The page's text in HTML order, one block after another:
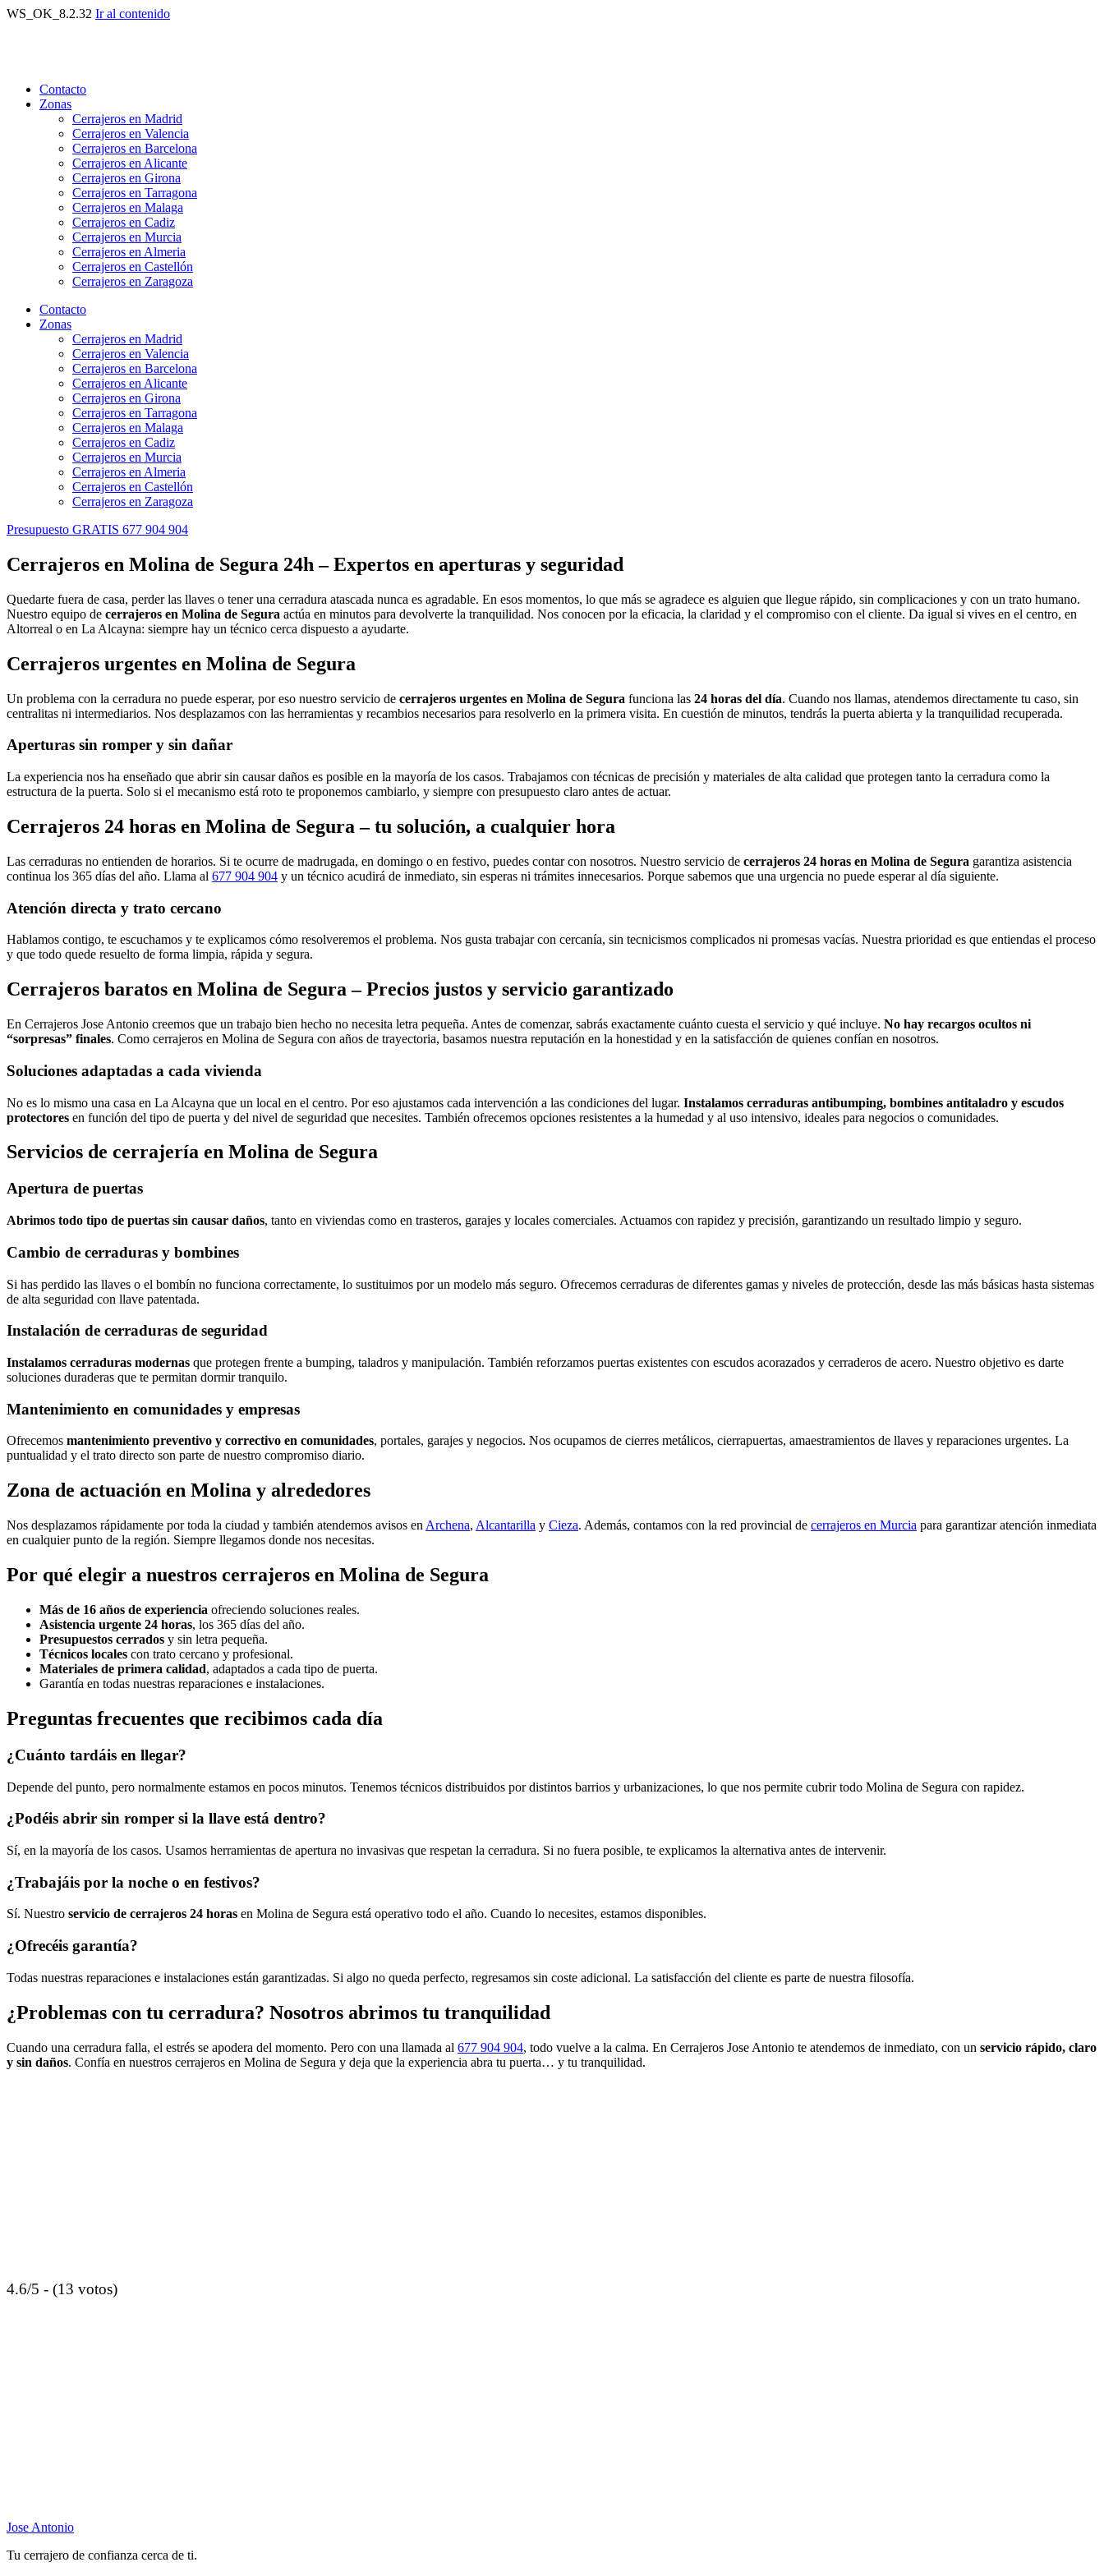
WS_OK_8.2.32 Ir al contenido
Contacto
Zonas
Cerrajeros en Madrid
Cerrajeros en Valencia
Cerrajeros en Barcelona
Cerrajeros en Alicante
Cerrajeros en Girona
Cerrajeros en Tarragona
Cerrajeros en Malaga
Cerrajeros en Cadiz
Cerrajeros en Murcia
Cerrajeros en Almeria
Cerrajeros en Castellón
Cerrajeros en Zaragoza
Contacto
Zonas
Cerrajeros en Madrid
Cerrajeros en Valencia
Cerrajeros en Barcelona
Cerrajeros en Alicante
Cerrajeros en Girona
Cerrajeros en Tarragona
Cerrajeros en Malaga
Cerrajeros en Cadiz
Cerrajeros en Murcia
Cerrajeros en Almeria
Cerrajeros en Castellón
Cerrajeros en Zaragoza
Presupuesto GRATIS 677 904 904
Cerrajeros en Molina de Segura 24h – Expertos en aperturas y seguridad
Quedarte fuera de casa, perder las llaves o tener una cerradura atascada nunca es agradable. En esos momentos, lo que más se agradece es alguien que llegue rápido, sin complicaciones y con un trato humano.
Nuestro equipo de cerrajeros en Molina de Segura actúa en minutos para devolverte la tranquilidad. Nos conocen por la eficacia, la claridad y el compromiso con el cliente. Da igual si vives en el centro, en
Altorreal o en La Alcayna: siempre hay un técnico cerca dispuesto a ayudarte.
Cerrajeros urgentes en Molina de Segura
Un problema con la cerradura no puede esperar, por eso nuestro servicio de cerrajeros urgentes en Molina de Segura funciona las 24 horas del día. Cuando nos llamas, atendemos directamente tu caso, sin
centralitas ni intermediarios. Nos desplazamos con las herramientas y recambios necesarios para resolverlo en la primera visita. En cuestión de minutos, tendrás la puerta abierta y la tranquilidad recuperada.
Aperturas sin romper y sin dañar
La experiencia nos ha enseñado que abrir sin causar daños es posible en la mayoría de los casos. Trabajamos con técnicas de precisión y materiales de alta calidad que protegen tanto la cerradura como la
estructura de la puerta. Solo si el mecanismo está roto te proponemos cambiarlo, y siempre con presupuesto claro antes de actuar.
Cerrajeros 24 horas en Molina de Segura – tu solución, a cualquier hora
Las cerraduras no entienden de horarios. Si te ocurre de madrugada, en domingo o en festivo, puedes contar con nosotros. Nuestro servicio de cerrajeros 24 horas en Molina de Segura garantiza asistencia
continua los 365 días del año. Llama al 677 904 904 y un técnico acudirá de inmediato, sin esperas ni trámites innecesarios. Porque sabemos que una urgencia no puede esperar al día siguiente.
Atención directa y trato cercano
Hablamos contigo, te escuchamos y te explicamos cómo resolveremos el problema. Nos gusta trabajar con cercanía, sin tecnicismos complicados ni promesas vacías. Nuestra prioridad es que entiendas el proceso
y que todo quede resuelto de forma limpia, rápida y segura.
Cerrajeros baratos en Molina de Segura – Precios justos y servicio garantizado
En Cerrajeros Jose Antonio creemos que un trabajo bien hecho no necesita letra pequeña. Antes de comenzar, sabrás exactamente cuánto cuesta el servicio y qué incluye. No hay recargos ocultos ni
“sorpresas” finales. Como cerrajeros en Molina de Segura con años de trayectoria, basamos nuestra reputación en la honestidad y en la satisfacción de quienes confían en nosotros.
Soluciones adaptadas a cada vivienda
No es lo mismo una casa en La Alcayna que un local en el centro. Por eso ajustamos cada intervención a las condiciones del lugar. Instalamos cerraduras antibumping, bombines antitaladro y escudos
protectores en función del tipo de puerta y del nivel de seguridad que necesites. También ofrecemos opciones resistentes a la humedad y al uso intensivo, ideales para negocios o comunidades.
Servicios de cerrajería en Molina de Segura
Apertura de puertas
Abrimos todo tipo de puertas sin causar daños, tanto en viviendas como en trasteros, garajes y locales comerciales. Actuamos con rapidez y precisión, garantizando un resultado limpio y seguro.
Cambio de cerraduras y bombines
Si has perdido las llaves o el bombín no funciona correctamente, lo sustituimos por un modelo más seguro. Ofrecemos cerraduras de diferentes gamas y niveles de protección, desde las más básicas hasta sistemas
de alta seguridad con llave patentada.
Instalación de cerraduras de seguridad
Instalamos cerraduras modernas que protegen frente a bumping, taladros y manipulación. También reforzamos puertas existentes con escudos acorazados y cerraderos de acero. Nuestro objetivo es darte
soluciones duraderas que te permitan dormir tranquilo.
Mantenimiento en comunidades y empresas
Ofrecemos mantenimiento preventivo y correctivo en comunidades, portales, garajes y negocios. Nos ocupamos de cierres metálicos, cierrapuertas, amaestramientos de llaves y reparaciones urgentes. La
puntualidad y el trato directo son parte de nuestro compromiso diario.
Zona de actuación en Molina y alrededores
Nos desplazamos rápidamente por toda la ciudad y también atendemos avisos en Archena, Alcantarilla y Cieza. Además, contamos con la red provincial de cerrajeros en Murcia para garantizar atención inmediata
en cualquier punto de la región. Siempre llegamos donde nos necesitas.
Por qué elegir a nuestros cerrajeros en Molina de Segura
Más de 16 años de experiencia ofreciendo soluciones reales.
Asistencia urgente 24 horas, los 365 días del año.
Presupuestos cerrados y sin letra pequeña.
Técnicos locales con trato cercano y profesional.
Materiales de primera calidad, adaptados a cada tipo de puerta.
Garantía en todas nuestras reparaciones e instalaciones.
Preguntas frecuentes que recibimos cada día
¿Cuánto tardáis en llegar?
Depende del punto, pero normalmente estamos en pocos minutos. Tenemos técnicos distribuidos por distintos barrios y urbanizaciones, lo que nos permite cubrir todo Molina de Segura con rapidez.
¿Podéis abrir sin romper si la llave está dentro?
Sí, en la mayoría de los casos. Usamos herramientas de apertura no invasivas que respetan la cerradura. Si no fuera posible, te explicamos la alternativa antes de intervenir.
¿Trabajáis por la noche o en festivos?
Sí. Nuestro servicio de cerrajeros 24 horas en Molina de Segura está operativo todo el año. Cuando lo necesites, estamos disponibles.
¿Ofrecéis garantía?
Todas nuestras reparaciones e instalaciones están garantizadas. Si algo no queda perfecto, regresamos sin coste adicional. La satisfacción del cliente es parte de nuestra filosofía.
¿Problemas con tu cerradura? Nosotros abrimos tu tranquilidad
Cuando una cerradura falla, el estrés se apodera del momento. Pero con una llamada al 677 904 904, todo vuelve a la calma. En Cerrajeros Jose Antonio te atendemos de inmediato, con un servicio rápido, claro
y sin daños. Confía en nuestros cerrajeros en Molina de Segura y deja que la experiencia abra tu puerta… y tu tranquilidad.
4.6/5 - (13 votos)
Jose Antonio
Tu cerrajero de confianza cerca de ti.